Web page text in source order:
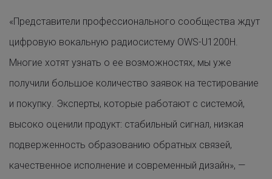
«Представители профессионального сообщества ждут
цифровую вокальную радиосистему OWS-U1200H.
Многие хотят узнать о ее возможностях, мы уже
получили большое количество заявок на тестирование
и покупку. Эксперты, которые работают с системой,
высоко оценили продукт: стабильный сигнал, низкая
подверженность образованию обратных связей,
качественное исполнение и современный дизайн», —